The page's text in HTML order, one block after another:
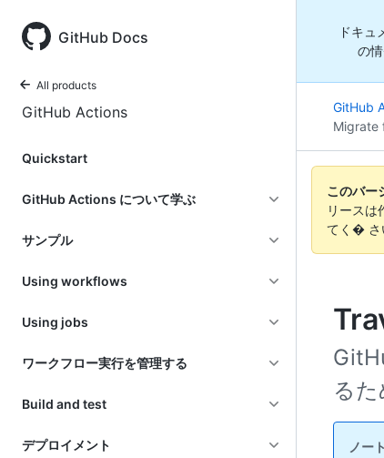
GitHub Docs
All products
GitHub Actions
Quickstart
GitHub Actions について学ぶ
サンプル
Using workflows
Using jobs
ワークフロー実行を管理する
Build and test
デプロイメント
ドキ
の
GitHub
Migrate
このバー
リースは
てく� さ
る
ノー